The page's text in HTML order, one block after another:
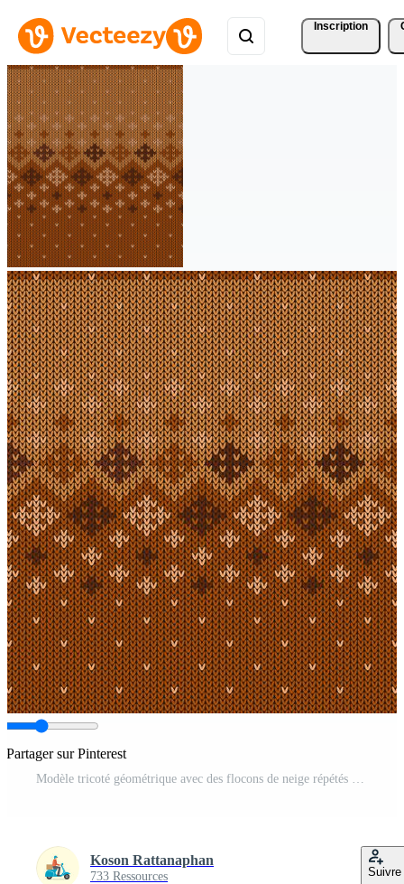
Inscription
Partager sur Pinterest
Modèle tricoté géométrique avec des flocons de neige répétés Vecteur Pro
Koson Rattanaphan
733 Ressources Suivre